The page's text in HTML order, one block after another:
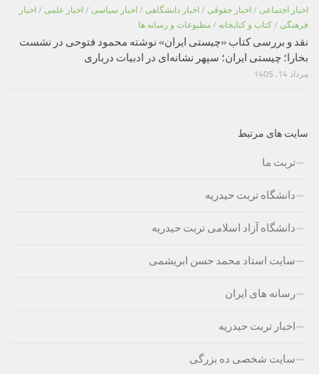
اخبار اجتماعی / اخبار حقوقی / اخبار دانشگاهی / اخبار سیاسی / اخبار علمی / اخبار
فرهنگی / کتاب و کتابخانه / مطبوعات و رسانه ها
نقد و بررسی کتاب «چیستی ایران» نوشته محمود فتوحی در نشست
بخارا؛ چیستی ایران؛ سپهر نشانه‌ای در ادبیات درباری
مرداد 14, 1405
سایت های مرتبط
تربت ما
دانشگاه تربت حیدریه
دانشگاه آزاد اسلامی تربت حیدریه
سایت استاد محمد حسن ابریشمی
رسانه های ایران
اخبار تربت حیدریه
سایت شخصی ده بزرگی